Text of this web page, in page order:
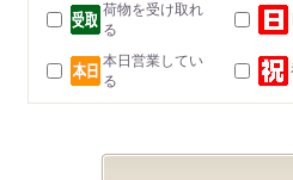
荷物を受け取れ
る
本日営業してい
る